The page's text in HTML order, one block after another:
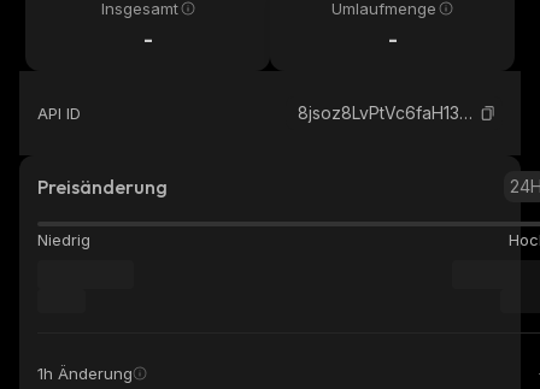
Insgesamt
-
Umlaufmenge
-
API ID 8jsoz8LvPtVc6faH13TxYsFU5rEVLdSev7Z2h4bupump_solana
Preisänderung
Niedrig
1h Änderung